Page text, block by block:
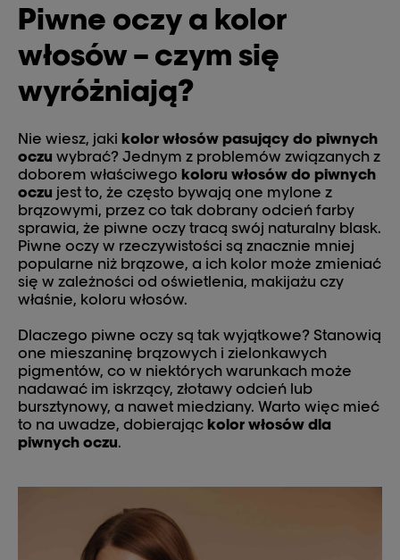
Piwne oczy a kolor
włosów – czym się
wyróżniają?
Nie wiesz, jaki kolor włosów pasujący do piwnych
oczu wybrać? Jednym z problemów związanych z
doborem właściwego koloru włosów do piwnych
oczu jest to, że często bywają one mylone z
brązowymi, przez co tak dobrany odcień farby
sprawia, że piwne oczy tracą swój naturalny blask.
Piwne oczy w rzeczywistości są znacznie mniej
popularne niż brązowe, a ich kolor może zmieniać
się w zależności od oświetlenia, makijażu czy
właśnie, koloru włosów.
Dlaczego piwne oczy są tak wyjątkowe? Stanowią
one mieszaninę brązowych i zielonkawych
pigmentów, co w niektórych warunkach może
nadawać im iskrzący, złotawy odcień lub
bursztynowy, a nawet miedziany. Warto więc mieć
to na uwadze, dobierając kolor włosów dla
piwnych oczu.